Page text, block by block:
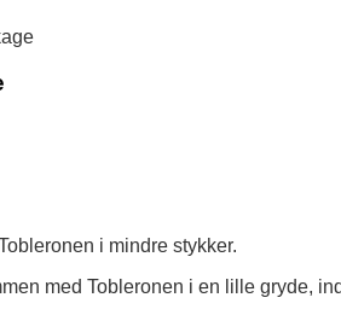
i mindre stykker.
med Tobleronen i en lille gryde,